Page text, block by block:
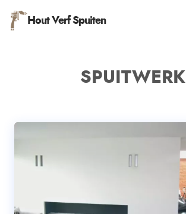
Hout Verf Spuiten
SPUITWERK